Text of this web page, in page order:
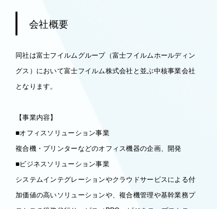
会社概要
同社は富士フイルムグループ（富士フイルムホールディン
グス）において富士フイルム株式会社と並ぶ中核事業会社
となります。
【事業内容】
■オフィスソリューション事業
複合機・プリンターなどのオフィス機器の企画、開発
■ビジネスソリューション事業
システムインテグレーションやクラウドサービスによる付
加価値の高いソリューションや、複合機管理や基幹業務プ